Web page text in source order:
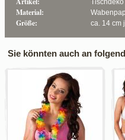
Material:
Größe: ca. 14 cm
Sie könnten auch an